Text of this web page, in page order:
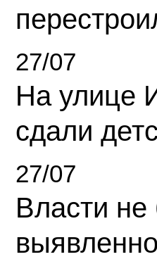
27/07
На улице
сдали
27/07
Власти не